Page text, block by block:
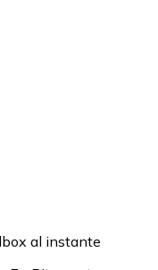
al instante